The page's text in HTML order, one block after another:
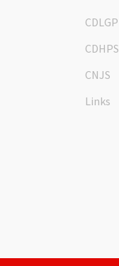
CDLGP
CDHPS
CNJS
Links